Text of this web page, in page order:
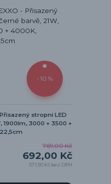
- 10 %
stropní LED
1900lm, 3000 + 3500 +
769,00 Kč
692,00 Kč
571,90 Kč bez DPH